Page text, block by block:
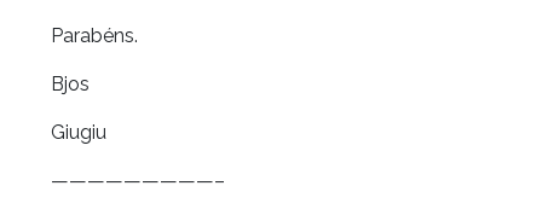
Parabéns.
Bjos
Giugiu
—————————–